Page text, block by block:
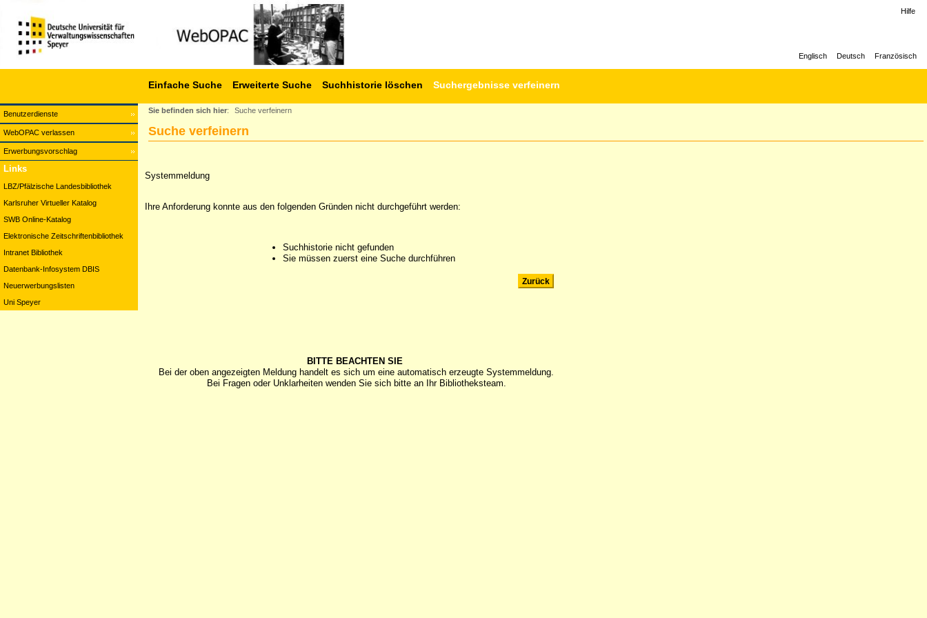
Benutzerdienste
WebOPAC verlassen
Erwerbungsvorschlag
Einfache Suche Erweiterte Suche Suchhistorie löschen Suchergebnisse verfeinern
Hilfe
Englisch Deutsch Französisch
Links
LBZ/Pfälzische Landesbibliothek
Karlsruher Virtueller Katalog
SWB Online-Katalog
Elektronische Zeitschriftenbibliothek
Intranet Bibliothek
Datenbank-Infosystem DBIS
Neuerwerbungslisten
Uni Speyer
Sie befinden sich hier: Suche verfeinern
Suche verfeinern
Systemmeldung
Ihre Anforderung konnte aus den folgenden Gründen nicht durchgeführt werden:
Suchhistorie nicht gefunden
Sie müssen zuerst eine Suche durchführen
BITTE BEACHTEN SIE
Bei der oben angezeigten Meldung handelt es sich um eine automatisch erzeugte Systemmeldung.
Bei Fragen oder Unklarheiten wenden Sie sich bitte an Ihr Bibliotheksteam.